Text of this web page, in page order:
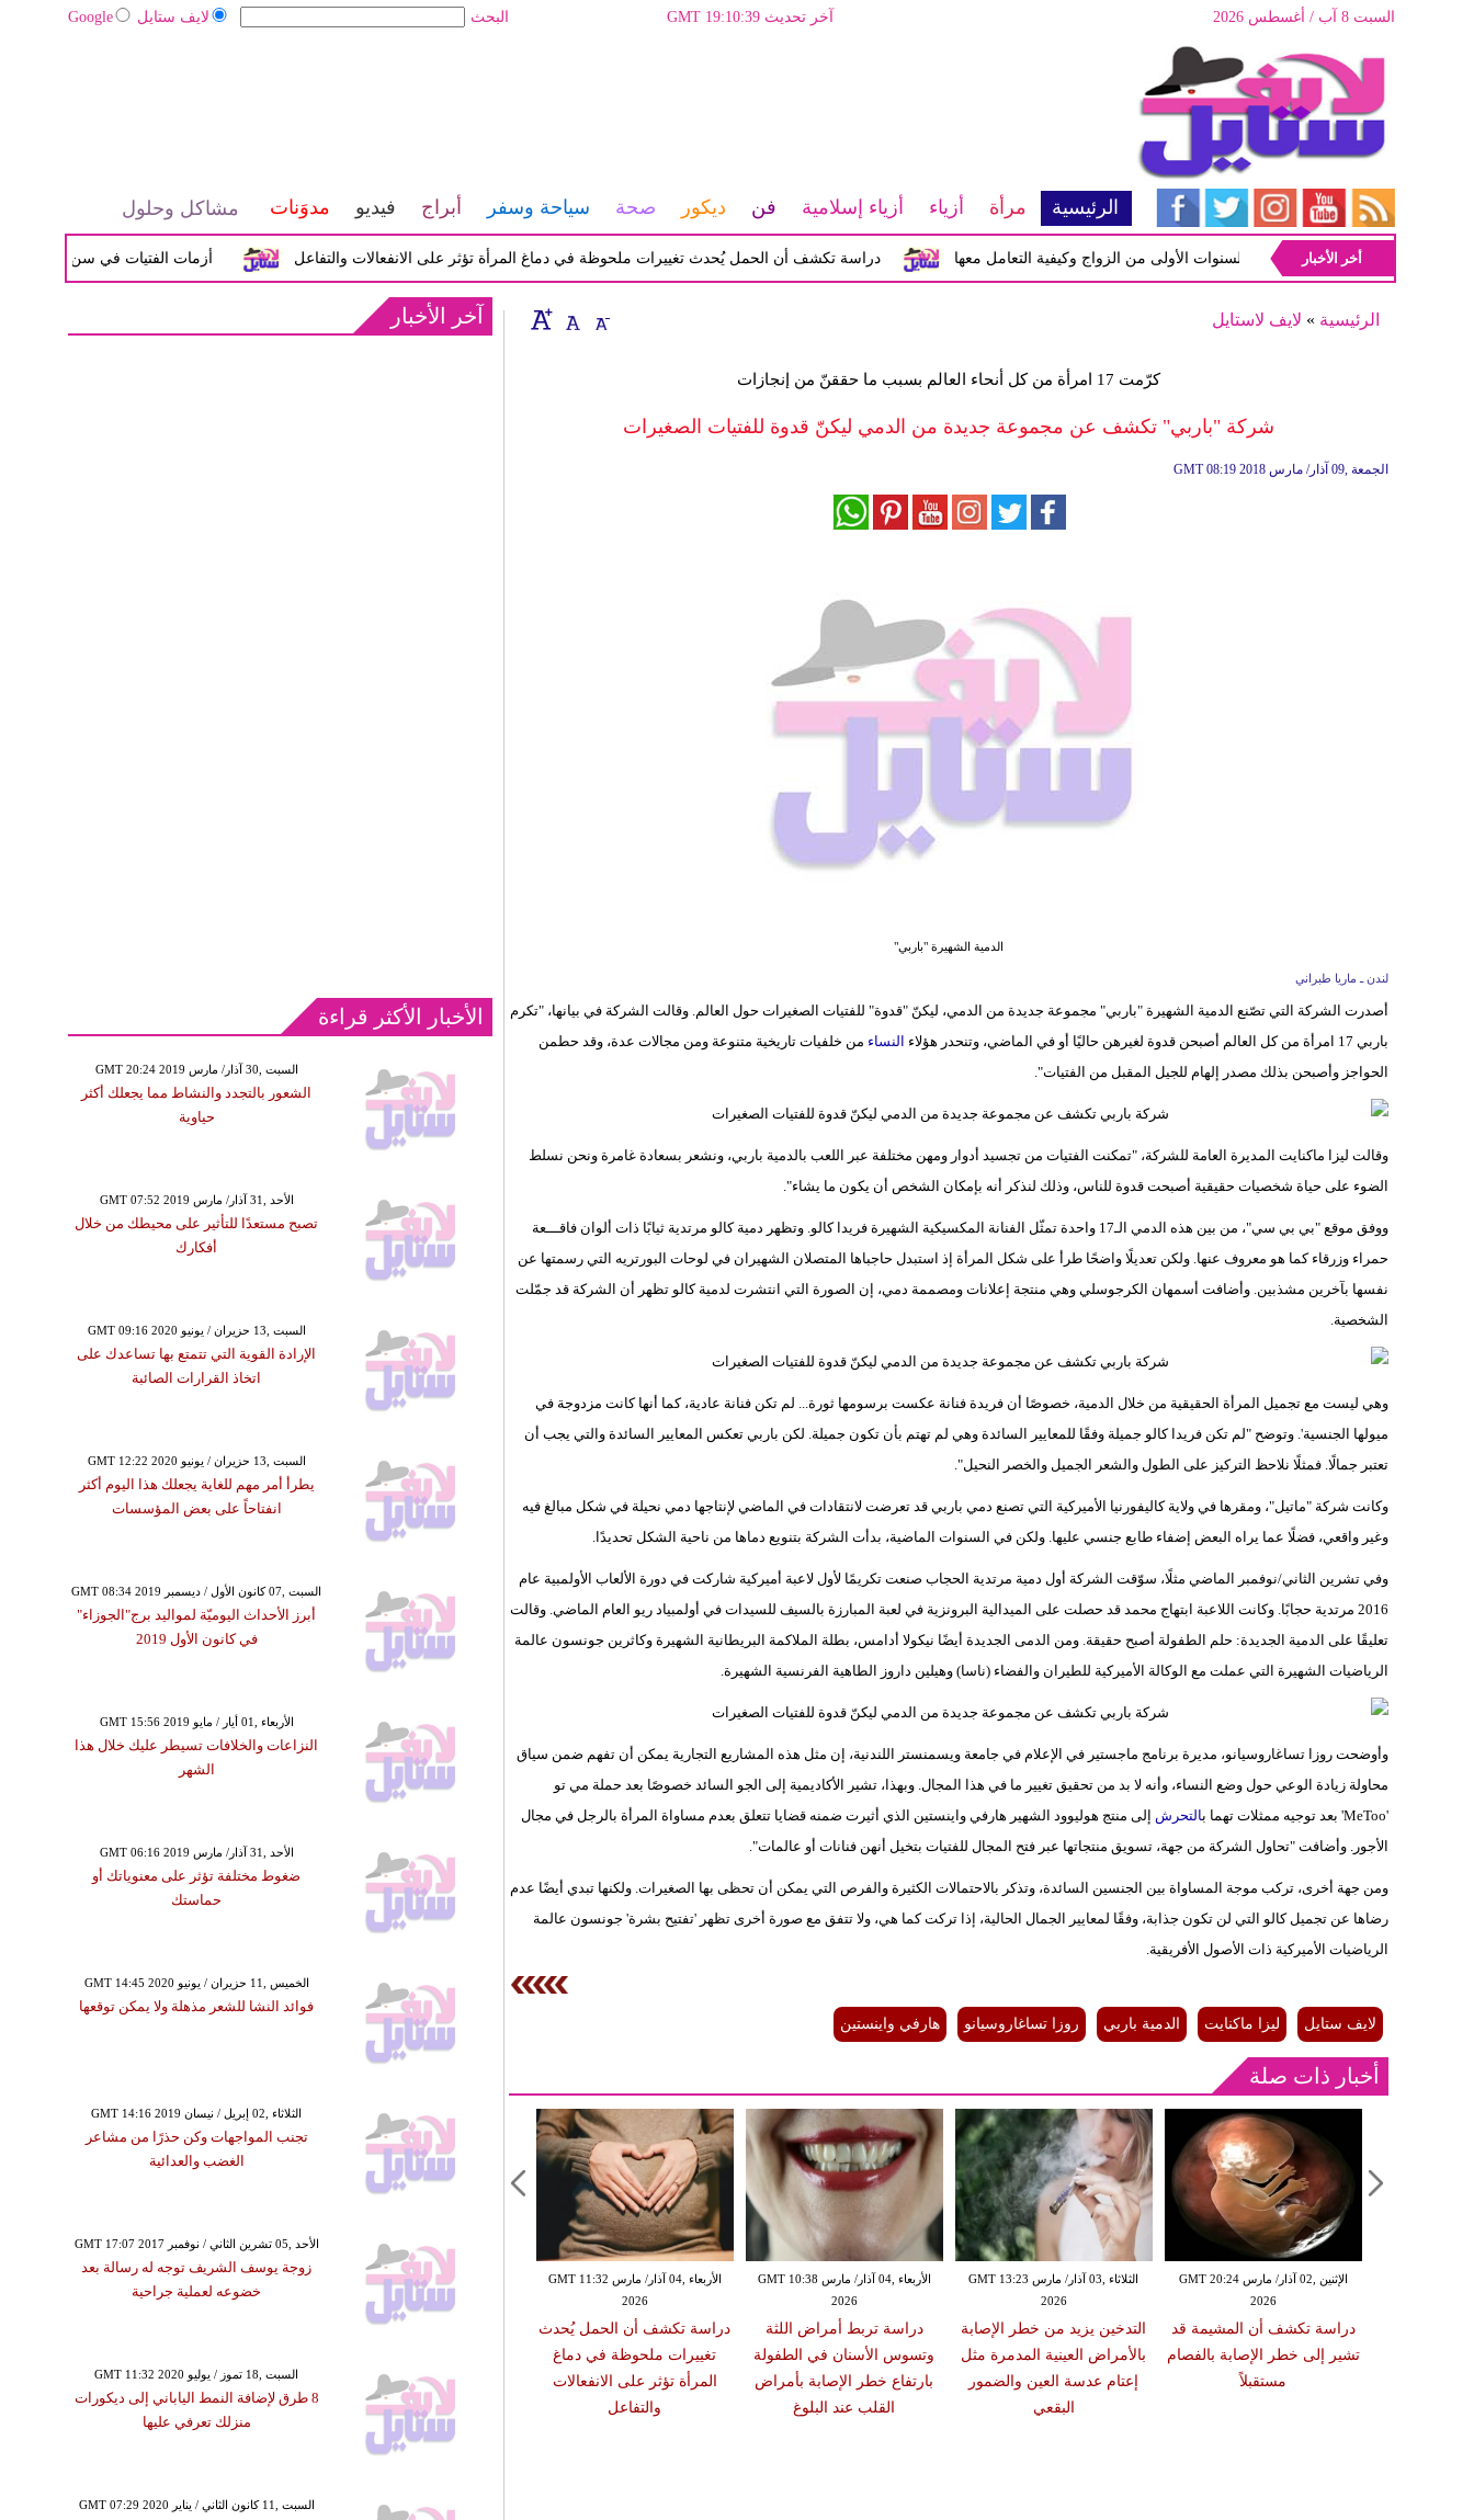
لايف ستايل Google البحث آخر تحديث GMT 19:10:39 السبت 8 آب / أغسطس 2026
الرئيسية مرأة أزياء أزياء إسلامية فن ديكور صحة سياحة وسفر أبراج فيديو مدوَنات مشاكل وحلول
أزمات الفتيات في سن المراهقة بين دراسة تكشف أن الحمل يُحدث تغييرات ملحوظة في دماغ المرأة تؤثر على الانفعالات والتفاعل أبرز المشاكل شيوعاً في السنوات الأولى من الزواج وكيفية التعامل معها
أخر الأخبار
الرئيسية » لايف لاستايل
كرّمت 17 امرأة من كل أنحاء العالم بسبب ما حققنّ من إنجازات
شركة "باربي" تكشف عن مجموعة جديدة من الدمي ليكنّ قدوة للفتيات الصغيرات
GMT 08:19 2018 الجمعة ,09 آذار/ مارس
الدمية الشهيرة "باربي"
لندن ـ ماريا طبراني
أصدرت الشركة التي تصّنع الدمية الشهيرة "باربي" مجموعة جديدة من الدمي، ليكنّ "قدوة" للفتيات الصغيرات حول العالم. وقالت الشركة في بيانها، "تكرم
باربي 17 امرأة من كل العالم أصبحن قدوة لغيرهن حاليًا أو في الماضي، وتنحدر هؤلاء
النساء من خلفيات تاريخية متنوعة ومن مجالات عدة، وقد حطمن
الحواجز وأصبحن بذلك مصدر إلهام للجيل المقبل من الفتيات".
وقالت ليزا ماكنايت المديرة العامة للشركة، "تمكنت الفتيات من تجسيد أدوار ومهن مختلفة عبر اللعب بالدمية باربي، ونشعر بسعادة غامرة ونحن نسلط
الضوء على حياة شخصيات حقيقية أصبحت قدوة للناس، وذلك لنذكر أنه بإمكان الشخص أن يكون ما يشاء".
ووفق موقع "بي بي سي"، من بين هذه الدمي الـ17 واحدة تمثّل الفنانة المكسيكية الشهيرة فريدا كالو. وتظهر دمية كالو مرتدية ثيابًا ذات ألوان فاقـــعة
حمراء وزرقاء كما هو معروف عنها. ولكن تعديلًا واضحًا طرأ على شكل المرأة إذ استبدل حاجباها المتصلان الشهيران في لوحات البورتريه التي رسمتها عن
نفسها بآخرين مشذبين. وأضافت أسمهان الكرجوسلي وهي منتجة إعلانات ومصممة دمي، إن الصورة التي انتشرت لدمية كالو تظهر أن الشركة قد جمّلت
الشخصية.
وهي ليست مع تجميل المرأة الحقيقية من خلال الدمية، خصوصًا أن فريدة فنانة عكست برسومها ثورة... لم تكن فنانة عادية، كما أنها كانت مزدوجة في
ميولها الجنسية'. وتوضح "لم تكن فريدا كالو جميلة وفقًا للمعايير السائدة وهي لم تهتم بأن تكون جميلة. لكن باربي تعكس المعايير السائدة والتي يجب أن
تعتبر جمالًا. فمثلًا نلاحظ التركيز على الطول والشعر الجميل والخصر النحيل".
وكانت شركة "ماتيل"، ومقرها في ولاية كاليفورنيا الأميركية التي تصنع دمي باربي قد تعرضت لانتقادات في الماضي لإنتاجها دمي نحيلة في شكل مبالغ فيه
وغير واقعي، فضلًا عما يراه البعض إضفاء طابع جنسي عليها. ولكن في السنوات الماضية، بدأت الشركة بتنويع دماها من ناحية الشكل تحديدًا.
وفي تشرين الثاني/نوفمبر الماضي مثلًا، سوّقت الشركة أول دمية مرتدية الحجاب صنعت تكريمًا لأول لاعبة أميركية شاركت في دورة الألعاب الأولمبية عام
2016 مرتدية حجابًا. وكانت اللاعبة ابتهاج محمد قد حصلت على الميدالية البرونزية في لعبة المبارزة بالسيف للسيدات في أولمبياد ريو العام الماضي. وقالت
تعليقًا على الدمية الجديدة: حلم الطفولة أصبح حقيقة. ومن الدمى الجديدة أيضًا نيكولا أدامس، بطلة الملاكمة البريطانية الشهيرة وكاثرين جونسون عالمة
الرياضيات الشهيرة التي عملت مع الوكالة الأميركية للطيران والفضاء (ناسا) وهيلين داروز الطاهية الفرنسية الشهيرة.
وأوضحت روزا تساغاروسيانو، مديرة برنامج ماجستير في الإعلام في جامعة ويسمنستر اللندنية، إن مثل هذه المشاريع التجارية يمكن أن تفهم ضمن سياق
محاولة زيادة الوعي حول وضع النساء، وأنه لا بد من تحقيق تغيير ما في هذا المجال. وبهذا، تشير الأكاديمية إلى الجو السائد خصوصًا بعد حملة مي تو
'MeToo' بعد توجيه ممثلات تهما ب
التحرش إلى منتج هوليوود الشهير هارفي واينستين الذي أثيرت ضمنه قضايا تتعلق بعدم مساواة المرأة بالرجل في مجال
الأجور. وأضافت "تحاول الشركة من جهة، تسويق منتجاتها عبر فتح المجال للفتيات بتخيل أنهن فنانات أو عالمات".
ومن جهة أخرى، تركب موجة المساواة بين الجنسين السائدة، وتذكر بالاحتمالات الكثيرة والفرص التي يمكن أن تحظى بها الصغيرات. ولكنها تبدي أيضًا عدم
رضاها عن تجميل كالو التي لن تكون جذابة، وفقًا لمعايير الجمال الحالية، إذا تركت كما هي، ولا تتفق مع صورة أخرى تظهر 'تفتيح بشرة' جونسون عالمة
الرياضيات الأميركية ذات الأصول الأفريقية.
لايف ستايل ليزا ماكنايت الدمية باربي روزا تساغاروسيانو هارفي واينستين
أخبار ذات صلة
الأربعاء ,04 آذار/ مارس GMT 11:32
2026
دراسة تكشف أن الحمل يُحدث
تغييرات ملحوظة في دماغ
المرأة تؤثر على الانفعالات
والتفاعل
الأربعاء ,04 آذار/ مارس GMT 10:38
2026
دراسة تربط أمراض اللثة
وتسوس الأسنان في الطفولة
بارتفاع خطر الإصابة بأمراض
القلب عند البلوغ
الثلاثاء ,03 آذار/ مارس GMT 13:23
2026
التدخين يزيد من خطر الإصابة
بالأمراض العينية المدمرة مثل
إعتام عدسة العين والضمور
البقعي
الإثنين ,02 آذار/ مارس GMT 20:24
2026
دراسة تكشف أن المشيمة قد
تشير إلى خطر الإصابة بالفصام
مستقبلاً
آخر الأخبار
الأخبار الأكثر قراءة
GMT 20:24 2019 السبت ,30 آذار/ مارس
الشعور بالتجدد والنشاط مما يجعلك أكثر
حياوية
GMT 07:52 2019 الأحد ,31 آذار/ مارس
تصبح مستعدًا للتأثير على محيطك من خلال
أفكارك
GMT 09:16 2020 السبت ,13 حزيران / يونيو
الإرادة القوية التي تتمتع بها تساعدك على
اتخاذ القرارات الصائبة
GMT 12:22 2020 السبت ,13 حزيران / يونيو
يطرأ أمر مهم للغاية يجعلك هذا اليوم أكثر
انفتاحاً على بعض المؤسسات
GMT 08:34 2019 السبت ,07 كانون الأول / ديسمبر
أبرز الأحداث اليوميّة لمواليد برج"الجوزاء"
في كانون الأول 2019
GMT 15:56 2019 الأربعاء ,01 أيار / مايو
النزاعات والخلافات تسيطر عليك خلال هذا
الشهر
GMT 06:16 2019 الأحد ,31 آذار/ مارس
ضغوط مختلفة تؤثر على معنوياتك أو
حماستك
GMT 14:45 2020 الخميس ,11 حزيران / يونيو
فوائد النشا للشعر مذهلة ولا يمكن توقعها
GMT 14:16 2019 الثلاثاء ,02 إبريل / نيسان
تجنب المواجهات وكن حذرًا من مشاعر
الغضب والعدائية
GMT 17:07 2017 الأحد ,05 تشرين الثاني / نوفمبر
زوجة يوسف الشريف توجه له رسالة بعد
خضوعه لعملية جراحية
GMT 11:32 2020 السبت ,18 تموز / يوليو
8 طرق لإضافة النمط الياباني إلى ديكورات
منزلك تعرفي عليها
GMT 07:29 2020 السبت ,11 كانون الثاني / يناير